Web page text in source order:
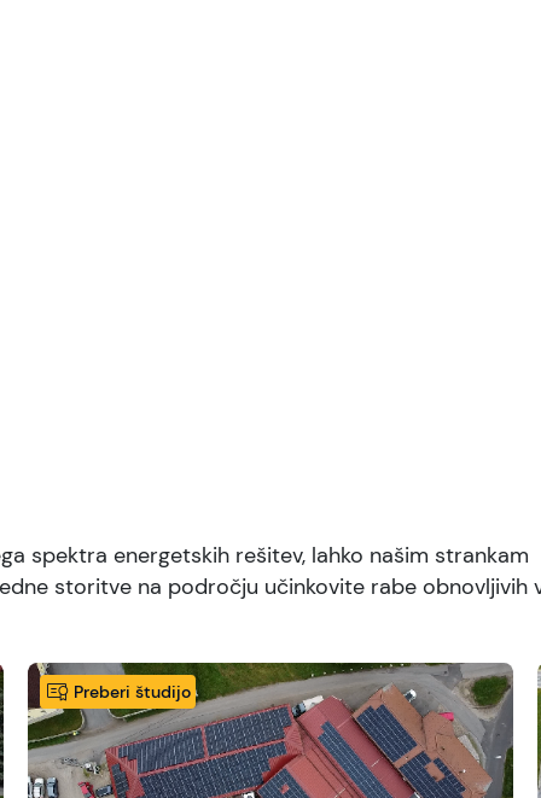
spektra energetskih rešitev, lahko našim strankam
storitve na področju učinkovite rabe obnovljivih
Preberi študijo